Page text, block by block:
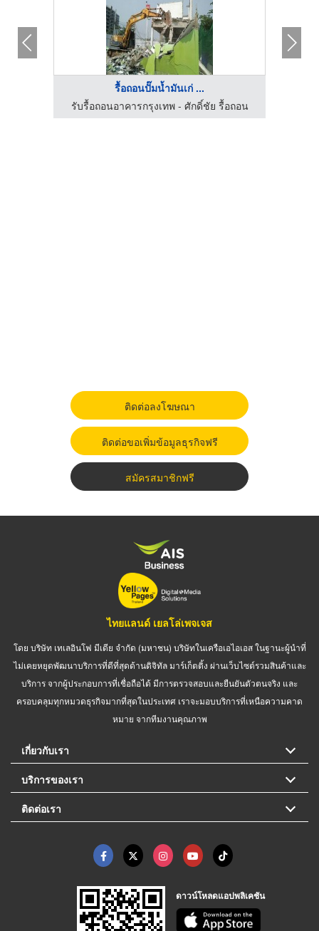
รื้อถอนปั๊มน้ำมันเก่ ...
รับรื้อถอนอาคารกรุงเทพ - ศักดิ์ชัย รื้อถอน
ติดต่อลงโฆษณา
ติดต่อขอเพิ่มข้อมูลธุรกิจฟรี
สมัครสมาชิกฟรี
ไทยแลนด์ เยลโล่เพจเจส
โดย บริษัท เทเลอินโฟ มีเดีย จำกัด (มหาชน) บริษัทในเครือเอไอเอส ในฐานะผู้นำที่
ไม่เคยหยุดพัฒนาบริการที่ดีที่สุดด้านดิจิทัล มาร์เก็ตติ้ง ผ่านเว็บไซต์รวมสินค้าและ
บริการ จากผู้ประกอบการที่เชื่อถือได้ มีการตรวจสอบและยืนยันตัวตนจริง และ
ครอบคลุมทุกหมวดธุรกิจมากที่สุดในประเทศ เราจะมอบบริการที่เหนือความคาด
หมาย จากทีมงานคุณภาพ
เกี่ยวกับเรา
บริการของเรา
ติดต่อเรา
ดาวน์โหลดแอปพลิเคชัน